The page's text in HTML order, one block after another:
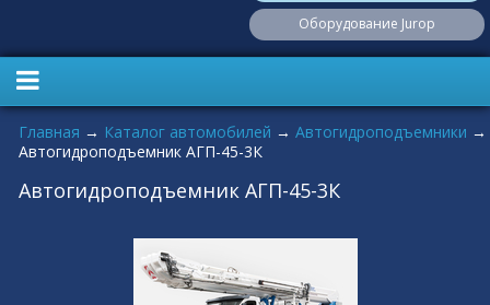
Оборудование Jurop
Вы здесь
Главная → Каталог автомобилей → Автогидроподъемники →
Автогидроподъемник АГП-45-3К
Автогидроподъемник АГП-45-3К